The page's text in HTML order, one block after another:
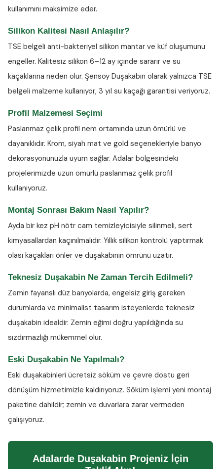
kullanımını maksimize eder.
Silikon Kalitesi Nasıl Anlaşılır?
TSE belgeli anti-bakteriyel silikon mantar ve küf oluşumunu
engeller. Kalitesiz silikon 6–12 ay içinde sararır ve su
kaçaklarına neden olur. Şensoy Duşakabin olarak yalnızca TSE
belgeli malzeme kullanıyor, 3 yıl su kaçağı garantisi veriyoruz.
Profil Malzemesi Seçimi
Paslanmaz çelik profil nem ortamında uzun ömürlü ve
dayanıklıdır. Krom, siyah mat ve gold seçenekleriyle banyo
dekorasyonunuzla uyum sağlar. Adalar bölgesindeki
projelerimizde uzun ömürlü paslanmaz çelik profil
kullanıyoruz.
Montaj Sonrası Bakım Nasıl Yapılır?
Ayda bir kez pH nötr cam temizleyicisiyle silinmeli, sert
kimyasallardan kaçınılmalıdır. Yıllık silikon kontrolü yaptırmak
olası kaçakları önler ve duşakabinin ömrünü uzatır.
Teknesiz Duşakabin Ne Zaman Tercih Edilmeli?
Zemin fayanslı düz banyolarda, engelsiz giriş gereken
durumlarda ve minimalist tasarım isteyenlerde teknesiz
duşakabin idealdir. Zemin eğimi doğru yapıldığında su
sızdırmazlığı mükemmel olur.
Eski Duşakabin Ne Yapılmalı?
Eski duşakabinleri ücretsiz söküm ve çevre dostu geri
dönüşüm hizmetimizle kaldırıyoruz. Söküm işlemi yeni montaj
paketine dahildir; zemin ve duvarlara zarar vermeden
çalışıyoruz.
Adalarde Duşakabin Projeniz İçin